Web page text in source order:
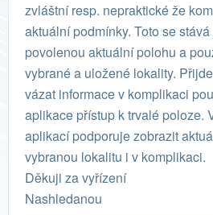
zvláštní resp. nepraktické že
aktuální podmínky. Toto se
povolenou aktuální polohu a
vybrané a uložené lokality.
vázat informace v komplikaci
aplikace přístup k trvalé poloze.
aplikací podporuje zobrazit
vybranou lokalitu i v komplikaci.
Děkuji za vyřízení
Nashledanou